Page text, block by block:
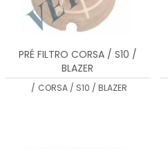
PRÉ FILTRO CORSA / S10 /
BLAZER
/ CORSA / S10 / BLAZER